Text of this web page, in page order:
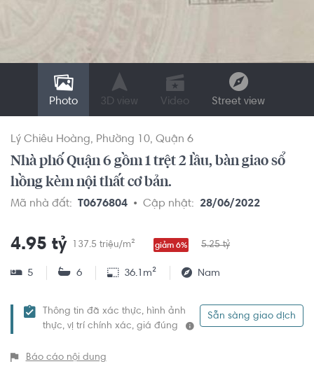
Photo 3D view Video Street view
Lý Chiêu Hoàng Phường 10 Quận 6
Nhà phố Quận 6 gồm 1 trệt 2 lầu, bàn giao sổ
hồng kèm nội thất cơ bản.
Mã nhà đất: T0676804 Cập nhật: 28/06/2022
4.95 tỷ 137.5 triệu/m² giảm 6% 5.25 tỷ
5 6 36.1m² Nam
Thông tin đã xác thực, hình ảnh
thực, vị trí chính xác, giá đúng
Sẵn sàng giao dịch
Báo cáo nội dung